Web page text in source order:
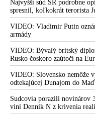
Najvyšší súd SR podrobne
spresnil, koľkokrát terorista
VIDEO: Vladimir Putin
armády
VIDEO: Bývalý britský
Rusko čoskoro zaútočí na
rovnako, ako bolo
Zelenskyj medzitým v
aby vo svete zháňali energie
mobilizovať a vojna sa do
VIDEO: Slovensko nemôže
odtekajúcej Dunajom do
Sudcovia porazili novinárov
viní Denník N z krivenia